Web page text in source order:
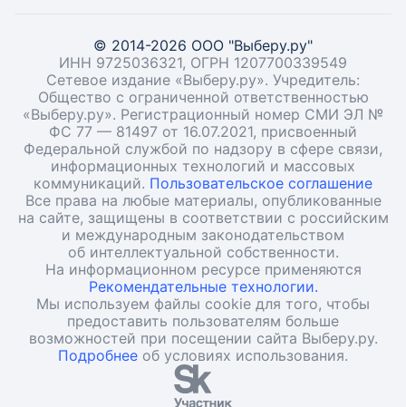
© 2014-2026 ООО "Выберу.ру"
ИНН 9725036321, ОГРН 1207700339549
Сетевое издание «Выберу.ру». Учредитель:
Общество с ограниченной ответственностью
«Выберу.ру». Регистрационный номер СМИ ЭЛ №
ФС 77 — 81497 от 16.07.2021, присвоенный
Федеральной службой по надзору в сфере связи,
информационных технологий и массовых
коммуникаций. Пользовательское соглашение
Все права на любые материалы, опубликованные
на сайте, защищены в соответствии с российским
и международным законодательством
об интеллектуальной собственности.
На информационном ресурсе применяются
Рекомендательные технологии.
Мы используем файлы cookie для того, чтобы
предоставить пользователям больше
возможностей при посещении сайта Выберу.ру.
Подробнее об условиях использования.